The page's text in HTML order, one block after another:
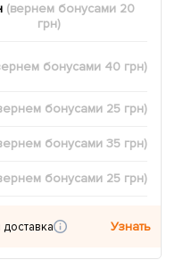
(вернем бонусами 20
грн)
бонусами 40 грн)
бонусами 25 грн)
бонусами35 грн)
бонусами 25 грн)
доставка Узнать